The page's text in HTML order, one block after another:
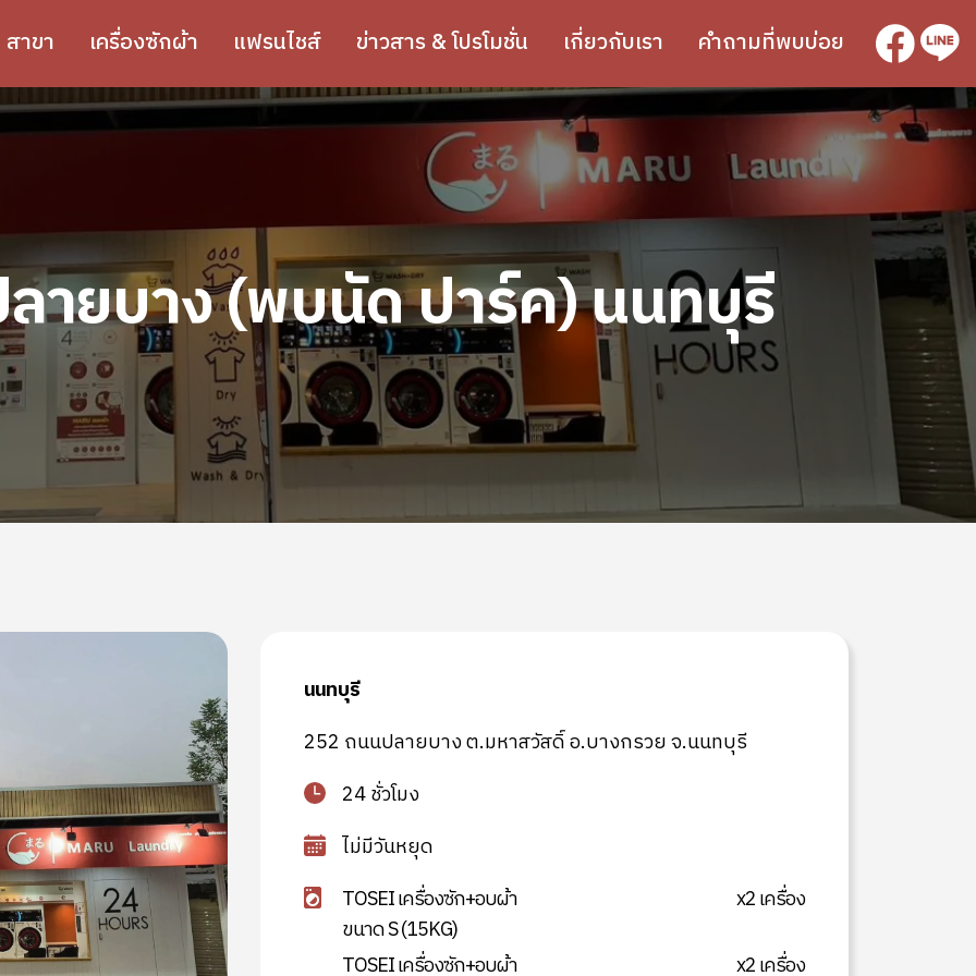
สาขา เครื่องซักผ้า แฟรนไชส์ ข่าวสาร & โปรโมชั่น เกี่ยวกับเรา คำถามที่พบบ่อย SVG SVG
ายบาง (พบนัด ปาร์ค) นนทบุรี
นนทบุรี
252 ถนนปลายบาง ต.มหาสวัสดิ์ อ.บางกรวย จ.นนทบุรี
24 ชั่วโมง
ไม่มีวันหยุด
TOSEI เครื่องซัก+อบผ้า
ขนาด S (15KG)
x2 เครื่อง
TOSEI เครื่องซัก+อบผ้า
x2 เครื่อง